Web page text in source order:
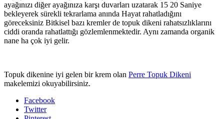
ayağınızı diğer ayağınıza karşı duvarları uzatarak 15 20 Saniye
bekleyerek sürekli tekrarlama anında Hayat rahatladığını
göreceksiniz Bitkisel bazı kremler de topuk dikeni rahatsızlıklarını
ciddi oranda rahatlattığı gözlemlenmektedir. Aynı zamanda organik
nane ha çok iyi gelir.
Topuk dikenine iyi gelen bir krem olan Perre Topuk Dikeni
makelemizi okuyabilirsiniz.
Facebook
Twitter